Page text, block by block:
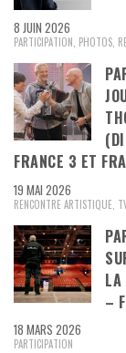
8 JUIN 2026
PARTICIPATION PHOTOS
FRANCE 3 ET
19 MAI 2026
RENCONTRE ARTISTIQUE
LA
–
18 MARS 2026
PARTICIPATION